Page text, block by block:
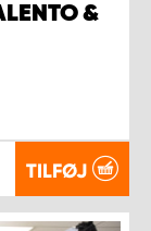
&
TILFØJ